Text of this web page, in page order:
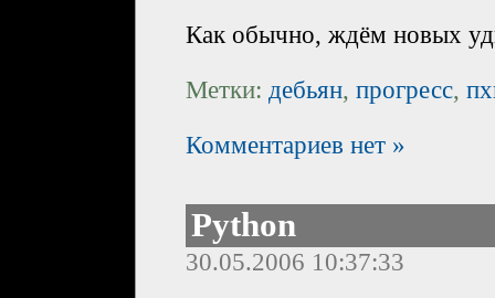
Как обычно, ждём новых
Метки: дебьян, прогресс,
Комментариев нет »
Python
30.05.2006 10:37:33